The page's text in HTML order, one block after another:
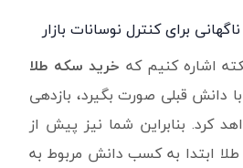
برای کنترل نوسانات بازار
اشاره کنیم که خرید سکه طلا
دانش قبلی صورت بگیرد، بازدهی
کرد. بنابراین شما نیز پیش از
ابتدا به کسب دانش مربوط به